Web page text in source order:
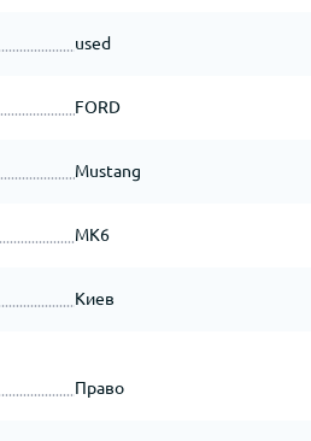
used
FORD
Mustang
MK6
Киев
Право